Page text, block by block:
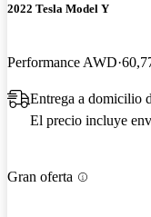
2022 Tesla Model Y
Performance AWD
Entrega a domicilio
El precio incluye
Gran oferta